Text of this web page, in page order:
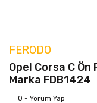
FERODO
Opel Corsa C Ön
Marka FDB1424
0 - Yorum Yap